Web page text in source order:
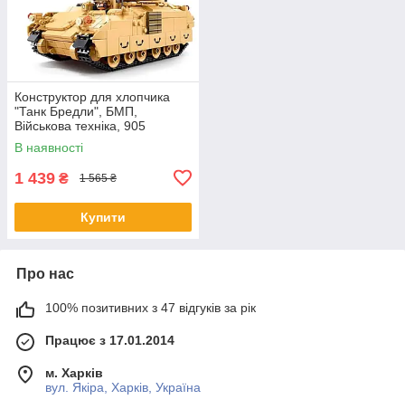
Конструктор для хлопчика
"Танк Бредли", БМП,
Військова техніка, 905
деталей, SLUBAN M38-B1363
В наявності
1 439 ₴ 1 565 ₴
Купити
Про нас
100% позитивних з 47 відгуків за рік
Працює з 17.01.2014
м. Харків
вул. Якіра, Харків, Україна